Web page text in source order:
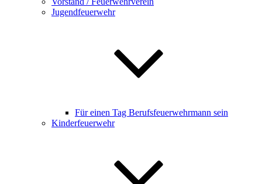
Jugendfeuerwehr
Für einen Tag Berufsfeuerwehrmann sein
Kinderfeuerwehr